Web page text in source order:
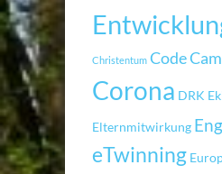
Christentum Code
Corona DRK
Elternmitwirkung
eTwinning